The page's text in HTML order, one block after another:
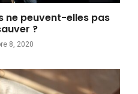
ne peuvent-elles pas
?
8, 2020